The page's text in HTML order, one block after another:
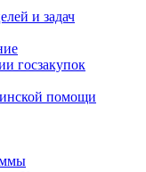
и задач
госзакупок
помощи